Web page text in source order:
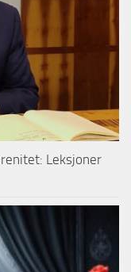
Leksjoner